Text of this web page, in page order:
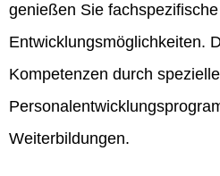
genießen Sie
Entwicklungsmöglichkeiten.
Kompetenzen durch spezielle
Weiterbildungen.